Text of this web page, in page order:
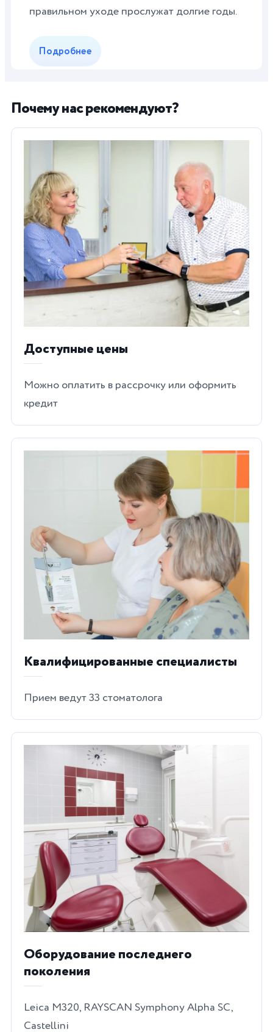
правильном уходе прослужат долгие годы.
Подробнее
Почему нас рекомендуют?
Доступные цены
Можно оплатить в рассрочку или оформить
кредит
Квалифицированные специалисты
Прием ведут 33 стоматолога
Оборудование последнего
поколения
Leica М320, RAYSCAN Symphony Alpha SC,
Castellini